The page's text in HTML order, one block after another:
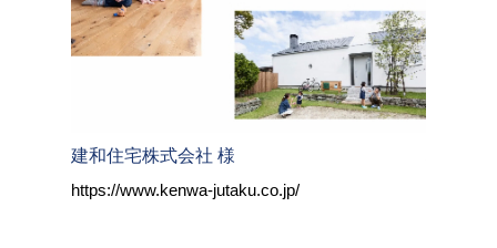
建和住宅株式会社 様
https://www.kenwa-jutaku.co.jp/